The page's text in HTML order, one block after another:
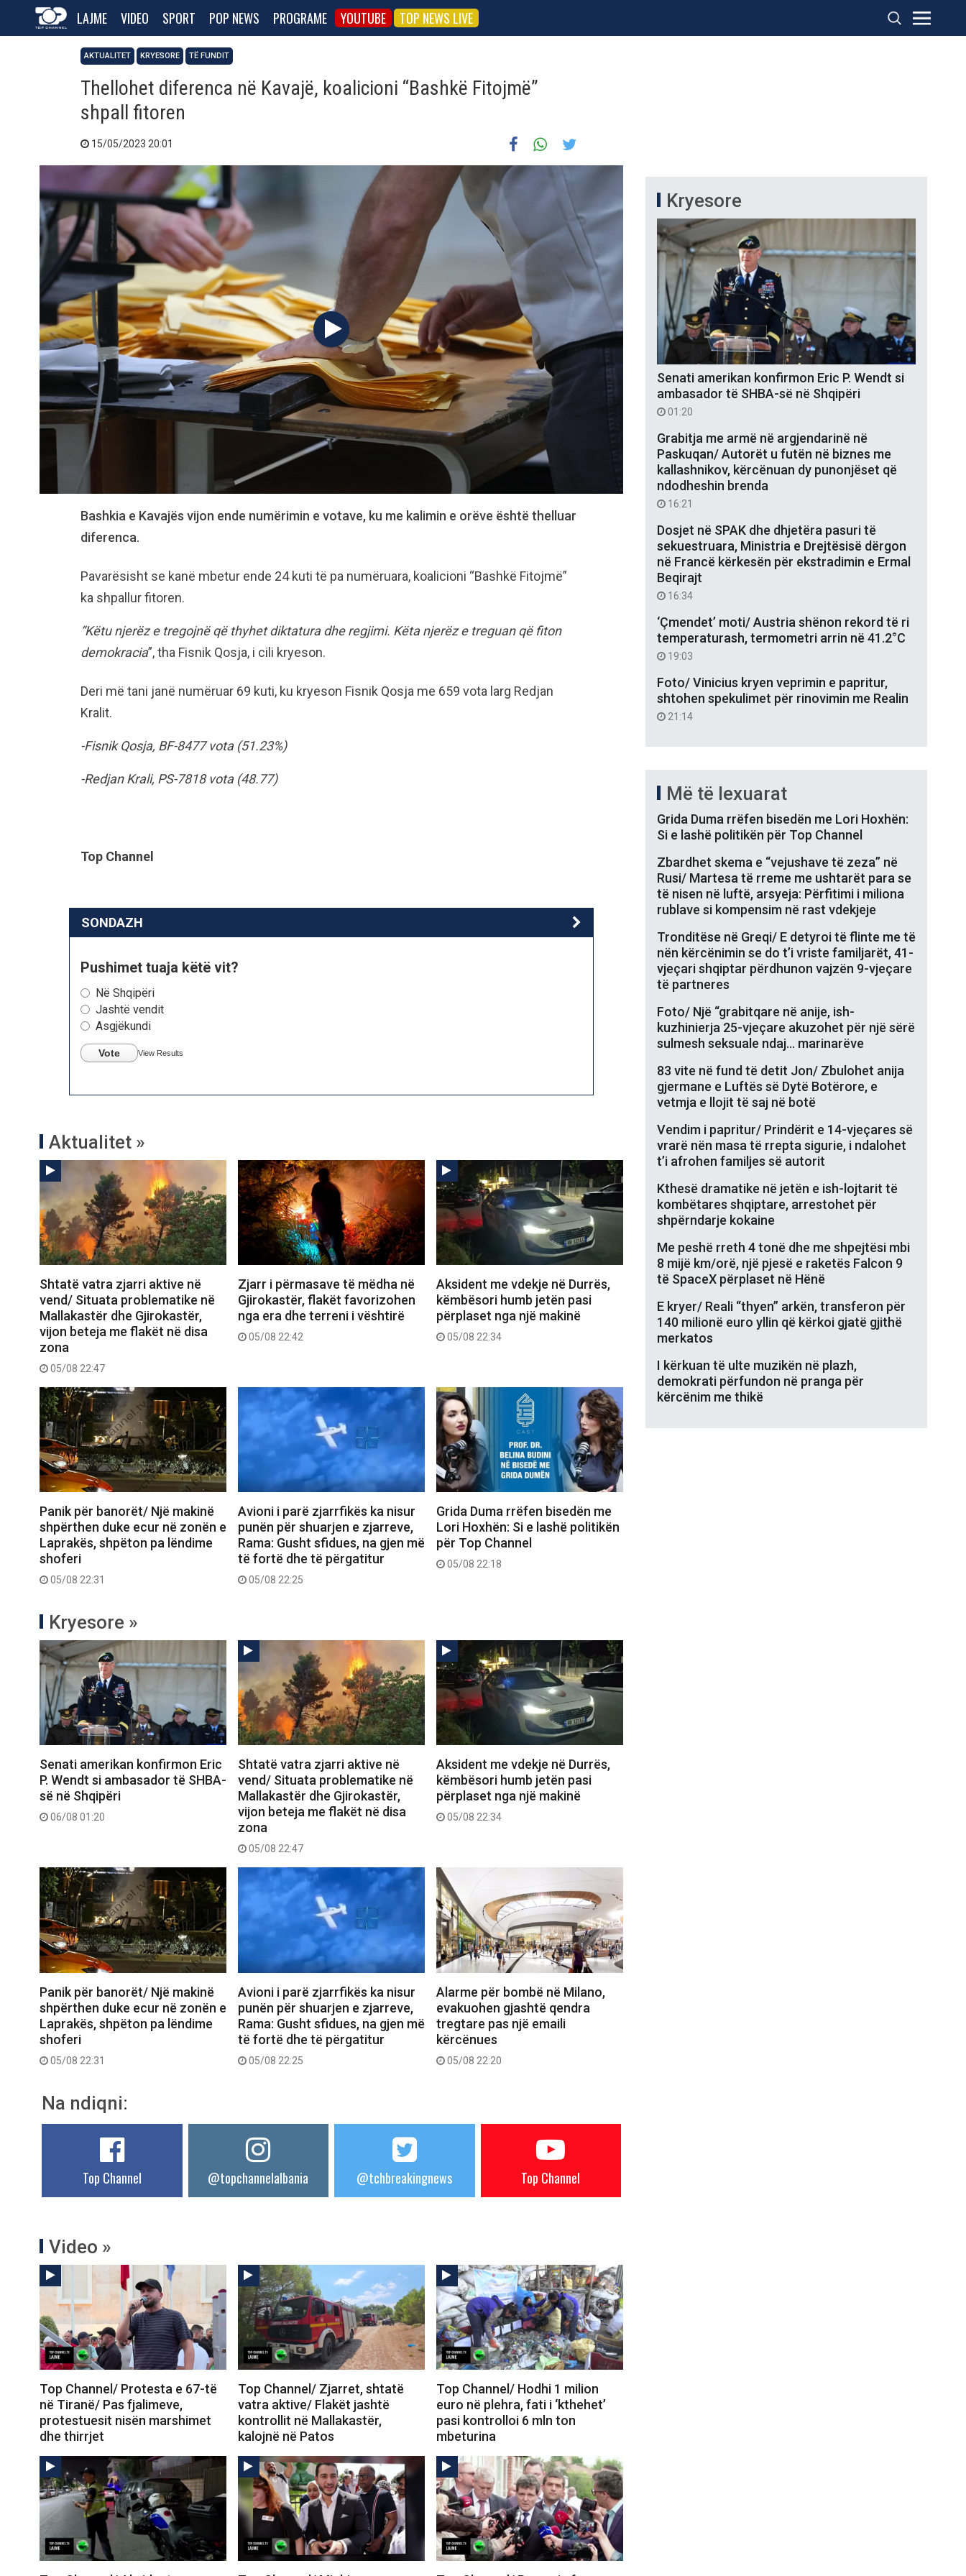
LAJME VIDEO SPORT POP NEWS PROGRAME YOUTUBE TOP NEWS LIVE
AKTUALITET KRYESORE TË FUNDIT
Thellohet diferenca në Kavajë, koalicioni “Bashkë Fitojmë”
shpall fitoren
15/05/2023 20:01
Bashkia e Kavajës vijon ende numërimin e votave, ku me kalimin e orëve është thelluar
diferenca.
Pavarësisht se kanë mbetur ende 24 kuti të pa numëruara, koalicioni “Bashkë Fitojmë”
ka shpallur fitoren.
“Këtu njerëz e tregojnë që thyhet diktatura dhe regjimi. Këta njerëz e treguan që fiton
demokracia”, tha Fisnik Qosja, i cili kryeson.
Deri më tani janë numëruar 69 kuti, ku kryeson Fisnik Qosja me 659 vota larg Redjan
Kralit.
-Fisnik Qosja, BF-8477 vota (51.23%)
-Redjan Krali, PS-7818 vota (48.77)
Top Channel
SONDAZH
Pushimet tuaja këtë vit?
Në Shqipëri
Jashtë vendit
Asgjëkundi
Vote View Results
Aktualitet »
Shtatë vatra zjarri aktive në
vend/ Situata problematike në
Mallakastër dhe Gjirokastër,
vijon beteja me flakët në disa
zona
05/08 22:47
Zjarr i përmasave të mëdha në
Gjirokastër, flakët favorizohen
nga era dhe terreni i vështirë
05/08 22:42
Aksident me vdekje në Durrës,
këmbësori humb jetën pasi
përplaset nga një makinë
05/08 22:34
Panik për banorët/ Një makinë
shpërthen duke ecur në zonën e
Laprakës, shpëton pa lëndime
shoferi
05/08 22:31
Avioni i parë zjarrfikës ka nisur
punën për shuarjen e zjarreve,
Rama: Gusht sfidues, na gjen më
të fortë dhe të përgatitur
05/08 22:25
Grida Duma rrëfen bisedën me
Lori Hoxhën: Si e lashë politikën
për Top Channel
05/08 22:18
Kryesore »
Senati amerikan konfirmon Eric
P. Wendt si ambasador të SHBA-
së në Shqipëri
06/08 01:20
Shtatë vatra zjarri aktive në
vend/ Situata problematike në
Mallakastër dhe Gjirokastër,
vijon beteja me flakët në disa
zona
05/08 22:47
Aksident me vdekje në Durrës,
këmbësori humb jetën pasi
përplaset nga një makinë
05/08 22:34
Panik për banorët/ Një makinë
shpërthen duke ecur në zonën e
Laprakës, shpëton pa lëndime
shoferi
05/08 22:31
Avioni i parë zjarrfikës ka nisur
punën për shuarjen e zjarreve,
Rama: Gusht sfidues, na gjen më
të fortë dhe të përgatitur
05/08 22:25
Alarme për bombë në Milano,
evakuohen gjashtë qendra
tregtare pas një emaili
kërcënues
05/08 22:20
Na ndiqni:
Top Channel @topchannelalbania @tchbreakingnews Top Channel
Video »
Top Channel/ Protesta e 67-të
në Tiranë/ Pas fjalimeve,
protestuesit nisën marshimet
dhe thirrjet
Top Channel/ Zjarret, shtatë
vatra aktive/ Flakët jashtë
kontrollit në Mallakastër,
kalojnë në Patos
Top Channel/ Hodhi 1 milion
euro në plehra, fati i ‘kthehet’
pasi kontrolloi 6 mln ton
mbeturina
Kryesore
Senati amerikan konfirmon Eric P. Wendt si
ambasador të SHBA-së në Shqipëri
01:20
Grabitja me armë në argjendarinë në
Paskuqan/ Autorët u futën në biznes me
kallashnikov, kërcënuan dy punonjëset që
ndodheshin brenda
16:21
Dosjet në SPAK dhe dhjetëra pasuri të
sekuestruara, Ministria e Drejtësisë dërgon
në Francë kërkesën për ekstradimin e Ermal
Beqirajt
16:34
‘Çmendet’ moti/ Austria shënon rekord të ri
temperaturash, termometri arrin në 41.2°C
19:03
Foto/ Vinicius kryen veprimin e papritur,
shtohen spekulimet për rinovimin me Realin
21:14
Më të lexuarat
Grida Duma rrëfen bisedën me Lori Hoxhën:
Si e lashë politikën për Top Channel
Zbardhet skema e “vejushave të zeza” në
Rusi/ Martesa të rreme me ushtarët para se
të nisen në luftë, arsyeja: Përfitimi i miliona
rublave si kompensim në rast vdekjeje
Tronditëse në Greqi/ E detyroi të flinte me të
nën kërcënimin se do t’i vriste familjarët, 41-
vjeçari shqiptar përdhunon vajzën 9-vjeçare
të partneres
Foto/ Një “grabitqare në anije, ish-
kuzhinierja 25-vjeçare akuzohet për një sërë
sulmesh seksuale ndaj… marinarëve
83 vite në fund të detit Jon/ Zbulohet anija
gjermane e Luftës së Dytë Botërore, e
vetmja e llojit të saj në botë
Vendim i papritur/ Prindërit e 14-vjeçares së
vrarë nën masa të rrepta sigurie, i ndalohet
t’i afrohen familjes së autorit
Kthesë dramatike në jetën e ish-lojtarit të
kombëtares shqiptare, arrestohet për
shpërndarje kokaine
Me peshë rreth 4 tonë dhe me shpejtësi mbi
8 mijë km/orë, një pjesë e raketës Falcon 9
të SpaceX përplaset në Hënë
E kryer/ Reali “thyen” arkën, transferon për
140 milionë euro yllin që kërkoi gjatë gjithë
merkatos
I kërkuan të ulte muzikën në plazh,
demokrati përfundon në pranga për
kërcënim me thikë